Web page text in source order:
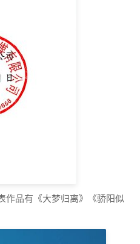
作品有《大梦归离》《骄阳似